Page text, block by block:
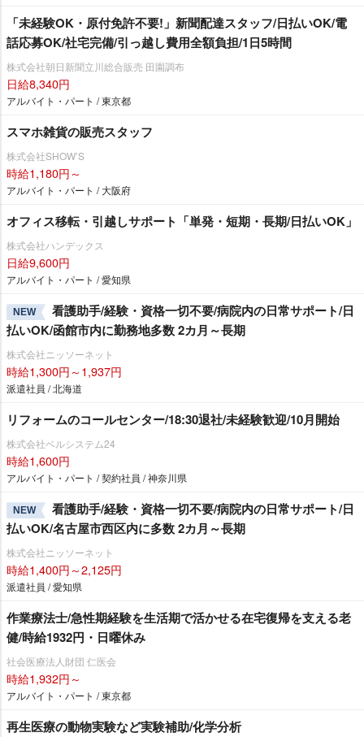
「未経験OK・原付免許不要!」新聞配達スタッフ/日払いOK/電
話応募OK/社宅完備/引っ越し費用全額負担/1日5時間
株式会社朝日新聞立川総合販売 田園調布
日給8,340円
アルバイト・パート / 東京都
スマホ雑貨の販売スタッフ
株式会社SHOW’S
時給1,180円～
アルバイト・パート / 大阪府
オフィス移転・引越しサポート「単発・短期・長期/日払いOK」
株式会社ハンデックス
日給9,600円
アルバイト・パート / 愛知県
NEW
看護助手/経験・資格一切不要/病院内の日常サポート/日
払いOK/函館市内に勤務地多数 2カ月～長期
株式会社ニッソーネット
時給1,300円～1,937円
派遣社員 / 北海道
リフォームのコールセンター/18:30退社/未経験歓迎/10月開始
株式会社ベルシステム24
時給1,600円
アルバイト・パート / 契約社員 / 神奈川県
NEW
看護助手/経験・資格一切不要/病院内の日常サポート/日
払いOK/名古屋市西区内に多数 2カ月～長期
株式会社ニッソーネット
時給1,400円～2,125円
派遣社員 / 愛知県
作業療法士/急性期経験を生活期で活かせる在宅復帰を支える老
健/時給1932円・日曜休み
社会医療法人財団 仁医会
時給1,932円～
アルバイト・パート / 東京都
再生医療の動物実験など実験補助/化学分析